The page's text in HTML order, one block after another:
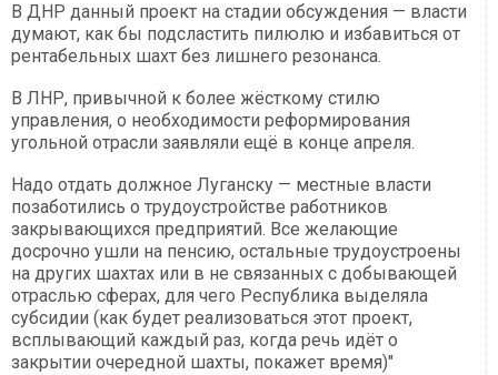
В ДНР данный проект на стадии обсуждения — власти
думают, как бы подсластить пилюлю и избавиться от
рентабельных шахт без лишнего резонанса.
В ЛНР, привычной к более жёсткому стилю
управления, о необходимости реформирования
угольной отрасли заявляли ещё в конце апреля.
Надо отдать должное Луганску — местные власти
позаботились о трудоустройстве работников
закрывающихся предприятий. Все желающие
досрочно ушли на пенсию, остальные трудоустроены
на других шахтах или в не связанных с добывающей
отраслью сферах, для чего Республика выделяла
субсидии (как будет реализоваться этот проект,
всплывающий каждый раз, когда речь идёт о
закрытии очередной шахты, покажет время)"